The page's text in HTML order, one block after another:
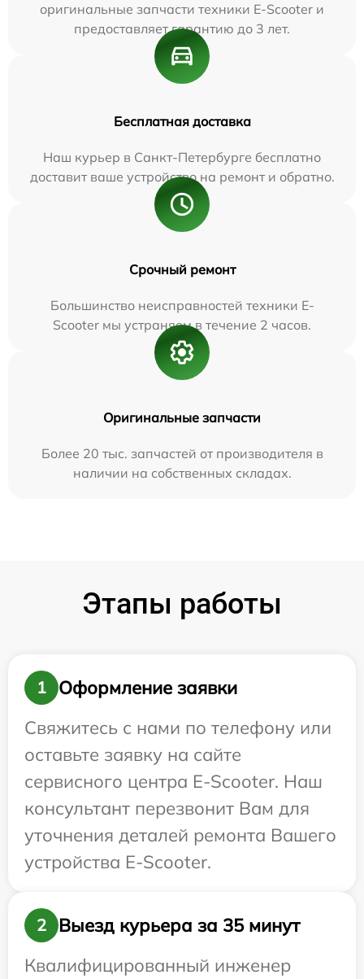
оригинальные запчасти техники E-Scooter и
предоставляет гарантию до 3 лет.
Бесплатная доставка
Наш курьер в Санкт-Петербурге бесплатно
доставит ваше устройство на ремонт и обратно.
Срочный ремонт
Большинство неисправностей техники E-
Scooter мы устраняем в течение 2 часов.
Оригинальные запчасти
Более 20 тыс. запчастей от производителя в
наличии на собственных складах.
Этапы работы
1
Оформление заявки
Свяжитесь с нами по телефону или
оставьте заявку на сайте
сервисного центра E-Scooter. Наш
консультант перезвонит Вам для
уточнения деталей ремонта Вашего
устройства E-Scooter.
2
Выезд курьера за 35 минут
Квалифицированный инженер